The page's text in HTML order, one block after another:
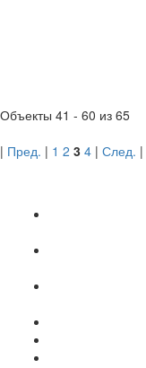
Объекты 41 - 60 из 65
| Пред. | 1 2 3 4 | След. |